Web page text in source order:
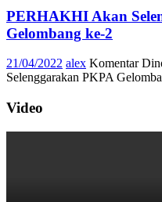
PERHAKHI Akan
Gelombang ke-2
21/04/2022 alex Komentar
Selenggarakan PKPA
Video